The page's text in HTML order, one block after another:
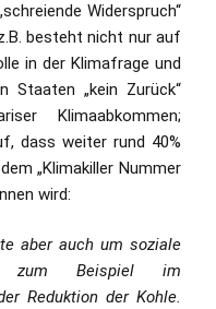
Widerspruch“
besteht nicht nur auf
in der Klimafrage und
Staaten „kein Zurück“
Klimaabkommen;
dass weiter rund 40%
„Klimakiller Nummer
wird:
aber auch um soziale
zum Beispiel im
Reduktion der Kohle.